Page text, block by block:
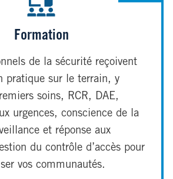
Formation
de la sécurité reçoivent
pratique sur le terrain, y
soins, RCR, DAE,
urgences, conscience de la
et réponse aux
du contrôle d’accès pour
vos communautés.